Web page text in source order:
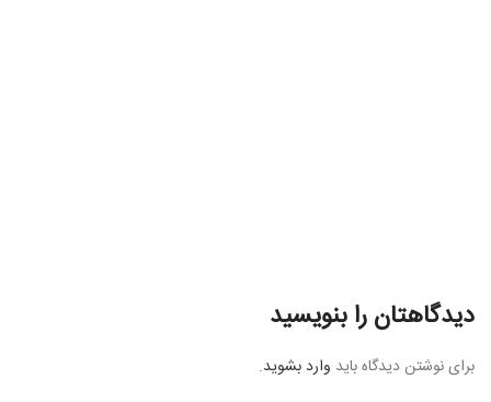
دیدگاهتان را بنویسید
برای نوشتن دیدگاه باید وارد بشوید.